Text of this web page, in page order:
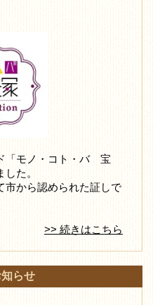
「モノ・コト・バ 宝
した。
市から認められた証しで
>> 続きはこちら
らせ